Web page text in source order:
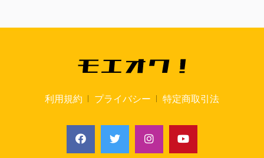
利用規約 プライバシー 特定商取引法